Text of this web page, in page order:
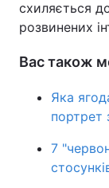
схиляється
розвинених
Вас також
Яка
портрет
7